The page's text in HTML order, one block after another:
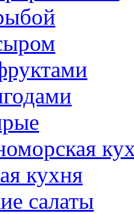
кухня
салаты